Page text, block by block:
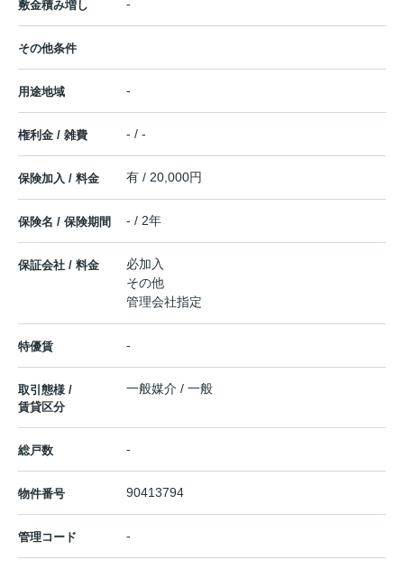
敷金積み増し -
その他条件
用途地域 -
権利金 / 雑費 - / -
保険加入 / 料金 有 / 20,000円
保険名 / 保険期間 - / 2年
保証会社 / 料金
必加入
その他
管理会社指定
特優賃 -
取引態様 /
賃貸区分
一般媒介 / 一般
総戸数 -
物件番号 90413794
管理コード -